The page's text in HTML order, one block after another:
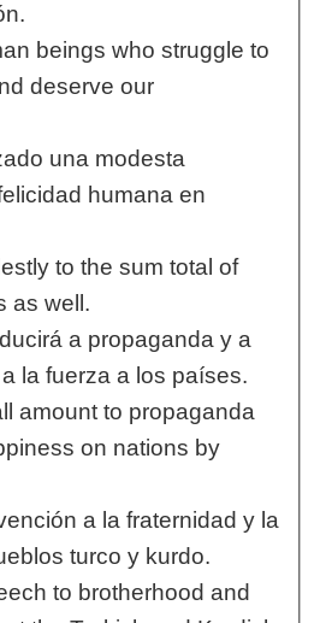
beings who struggle to
deserve our
una modesta
humana en
to the sum total of
as well.
a propaganda y a
la fuerza a los países.
amount to propaganda
on nations by
a la fraternidad y la
turco y kurdo.
to brotherhood and